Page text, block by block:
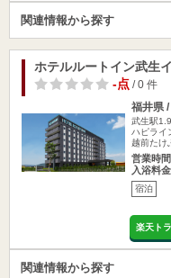
関連情報から探す
ホテルルートイン武生
-点 / 0 件
福井県
武生駅
ハピライ
越前たけ
営業時間
入浴料
宿泊
楽天ト
関連情報から探す